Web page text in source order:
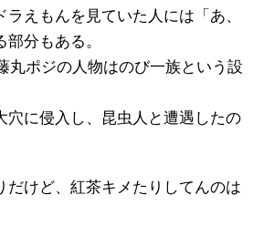
ラえもんを見ていた人には「あ、
分もある。
丸ポジの人物はのび一族という設
穴に侵入し、昆虫人と遭遇したの
だけど、紅茶キメたりしてんのは